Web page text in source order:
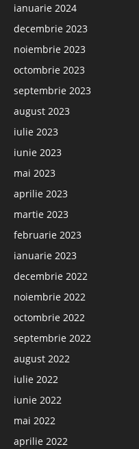
ianuarie 2024
decembrie 2023
noiembrie 2023
octombrie 2023
septembrie 2023
august 2023
iulie 2023
iunie 2023
mai 2023
aprilie 2023
martie 2023
februarie 2023
ianuarie 2023
decembrie 2022
noiembrie 2022
octombrie 2022
septembrie 2022
august 2022
iulie 2022
iunie 2022
mai 2022
aprilie 2022